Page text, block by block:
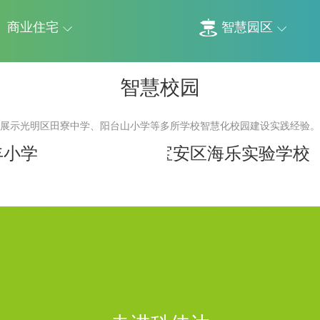
商业住宅 智慧园区
智慧校园
展示光明区田寮中学、阳台山小学等多所学校智慧化校园建设实践经验。